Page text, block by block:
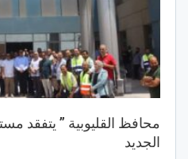
محافظ القليوبية ” يتفقد
الجديد